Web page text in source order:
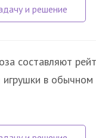
составляют
в